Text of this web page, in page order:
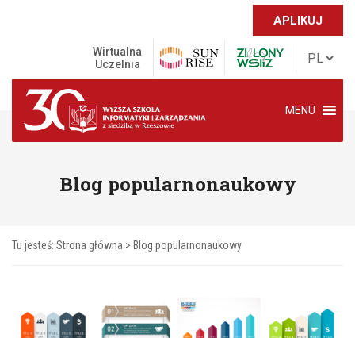
APLIKUJ
Wirtualna
Uczelnia
MENU
Blog popularnonaukowy
Tu jesteś: Strona główna > Blog popularnonaukowy